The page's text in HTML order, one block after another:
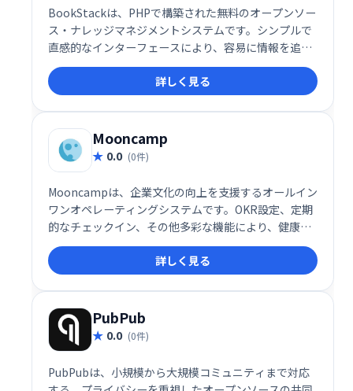
BookStackは、PHPで構築された無料のオープンソー
ス・ナレッジマネジメントシステムです。シンプルで
直感的なインターフェースにより、容易に情報を追
加・管理できます。本、章、ページという階層構造で
コンテンツを整理し、WYSIWYGエディターで誰でも簡
単に編集可能です。マークアップ言語の知識は不要な
ので、手軽に社内Wikiやナレッジベースを構築できま
す。
詳しく見る
Mooncamp
0.0 (0件)
Mooncampは、企業文化の向上を支援するオールイン
ワンオペレーティングシステムです。OKR設定、定期
的なチェックイン、その他多彩な機能により、健康で
幸福感にあふれ、高いパフォーマンスを発揮できる職
場環境を実現します。社員のエンゲージメントを高
め、組織全体の成長を促進します。
詳しく見る
PubPub
0.0 (0件)
PubPubは、小規模から大規模コミュニティまで対応